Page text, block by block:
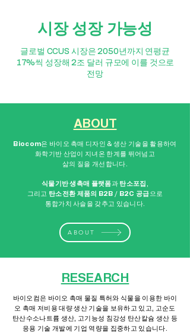
시장 성장 가능성
글로벌 CCUS 시장은 2050년까지 연평균
17%씩 성장해 2조 달러 규모에 이를 것으로
전망
ABOUT
Biocom은 바이오 촉매 디자인 & 생산 기술을 활용하여
화학기반 산업이 지녀온 한계를 뛰어넘고
삶의 질을 개선합니다.
식물기반 생촉매 플랫폼과 탄소포집
그리고 탄소전환 제품의 B2B / B2C 공급으로
통합가치 사슬을 갖추고 있습니다.
ABOUT
RESEARCH
바이오컴은 바이오 촉매 물질 특허와 식물을 이용한 바이
오 촉매 저비용 대량 생산 기술을 보유하고 있고, 고순도
탄산수소나트륨 생산, 고기능성 침강성 탄산칼슘 생산 등
응용 기술 개발에 기업 역량을 집중하고 있습니다.